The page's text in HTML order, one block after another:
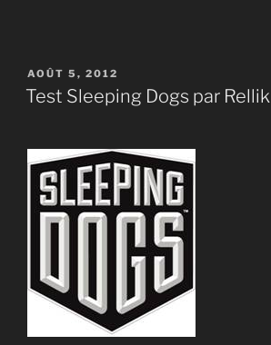
PUBLIÉ
LE
AOÛT 5, 2012
Test Sleeping Dogs par Rellik